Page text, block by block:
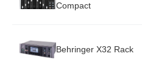
Compact
Behringer X32 Rack